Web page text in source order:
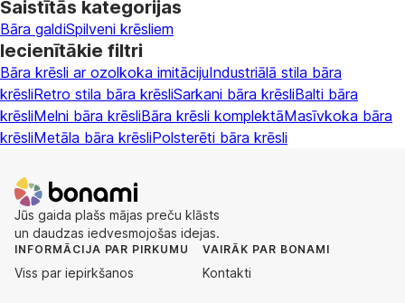
Saistītās kategorijas
Bāra galdiSpilveni krēsliem
Iecienītākie filtri
Bāra krēsli ar ozolkoka imitācijuIndustriālā stila bāra
krēsliRetro stila bāra krēsliSarkani bāra krēsliBalti bāra
krēsliMelni bāra krēsliBāra krēsli komplektāMasīvkoka bāra
krēsliMetāla bāra krēsliPolsterēti bāra krēsli
Jūs gaida plašs mājas preču klāsts
un daudzas iedvesmojošas idejas.
INFORMĀCIJA PAR PIRKUMU
Viss par iepirkšanos
VAIRĀK PAR BONAMI
Kontakti